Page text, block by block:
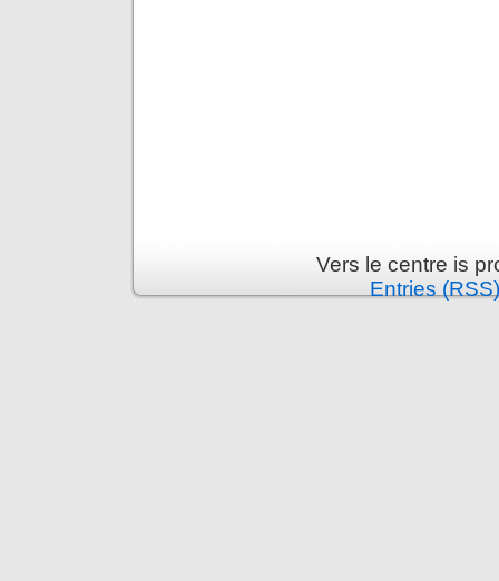
Vers le centre is
Entries (RSS)